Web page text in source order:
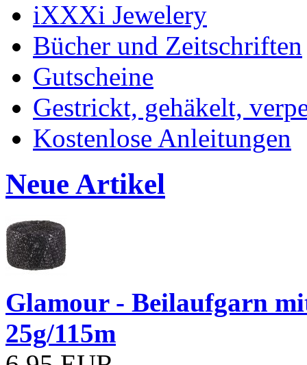
iXXXi Jewelery
Bücher und Zeitschriften
Gutscheine
Gestrickt, gehäkelt,
Kostenlose Anleitungen
Neue Artikel
Glamour - Beilaufgarn
25g/115m